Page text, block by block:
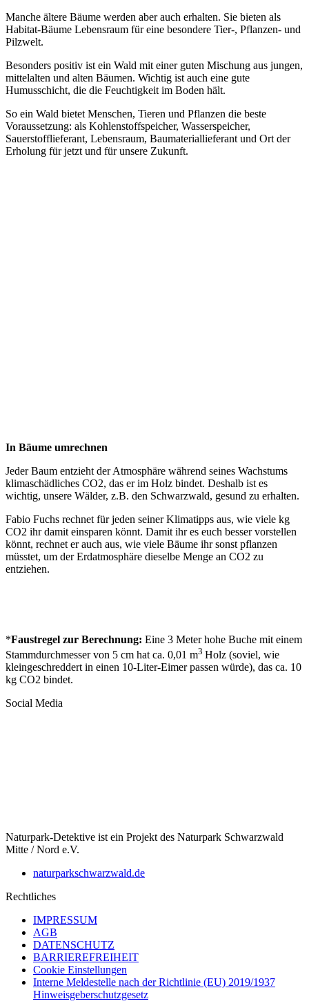
Manche ältere Bäume werden aber auch erhalten. Sie bieten als
Habitat-Bäume Lebensraum für eine besondere Tier-, Pflanzen- und
Pilzwelt.
Besonders positiv ist ein Wald mit einer guten Mischung aus jungen,
mittelalten und alten Bäumen. Wichtig ist auch eine gute
Humusschicht, die die Feuchtigkeit im Boden hält.
So ein Wald bietet Menschen, Tieren und Pflanzen die beste
Voraussetzung: als Kohlenstoffspeicher, Wasserspeicher,
Sauerstofflieferant, Lebensraum, Baumateriallieferant und Ort der
Erholung für jetzt und für unsere Zukunft.
In Bäume umrechnen
Jeder Baum entzieht der Atmosphäre während seines Wachstums
klimaschädliches CO2, das er im Holz bindet. Deshalb ist es
wichtig, unsere Wälder, z.B. den Schwarzwald, gesund zu erhalten.
Fabio Fuchs rechnet für jeden seiner Klimatipps aus, wie viele kg
CO2 ihr damit einsparen könnt. Damit ihr es euch besser vorstellen
könnt, rechnet er auch aus, wie viele Bäume ihr sonst pflanzen
müsstet, um der Erdatmosphäre dieselbe Menge an CO2 zu
entziehen.
*Faustregel zur Berechnung: Eine 3 Meter hohe Buche mit einem
Stammdurchmesser von 5 cm hat ca. 0,01 m3 Holz (soviel, wie
kleingeschreddert in einen 10-Liter-Eimer passen würde), das ca. 10
kg CO2 bindet.
Social Media
Naturpark-Detektive ist ein Projekt des Naturpark Schwarzwald
Mitte / Nord e.V.
naturparkschwarzwald.de
Rechtliches
IMPRESSUM
AGB
DATENSCHUTZ
BARRIEREFREIHEIT
Cookie Einstellungen
Interne Meldestelle nach der Richtlinie (EU) 2019/1937
Hinweisgeberschutzgesetz